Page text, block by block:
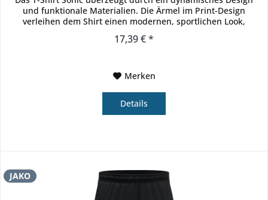
und funktionale Materialien. Die Ärmel im Print-Design
verleihen dem Shirt einen modernen, sportlichen Look,
17,39 € *
Merken
Details
JAKO